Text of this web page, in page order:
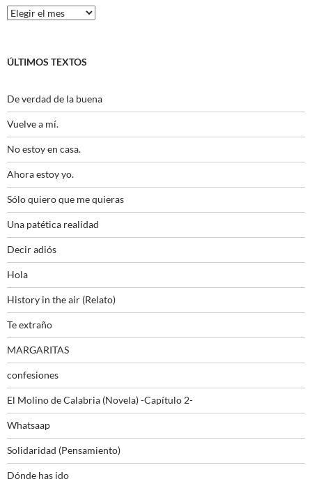
Histórico
ÚLTIMOS TEXTOS
De verdad de la buena
Vuelve a mí.
No estoy en casa.
Ahora estoy yo.
Sólo quiero que me quieras
Una patética realidad
Decir adiós
Hola
History in the air (Relato)
Te extraño
MARGARITAS
confesiones
El Molino de Calabria (Novela) -Capítulo 2-
Whatsaap
Solidaridad (Pensamiento)
Dónde has ido